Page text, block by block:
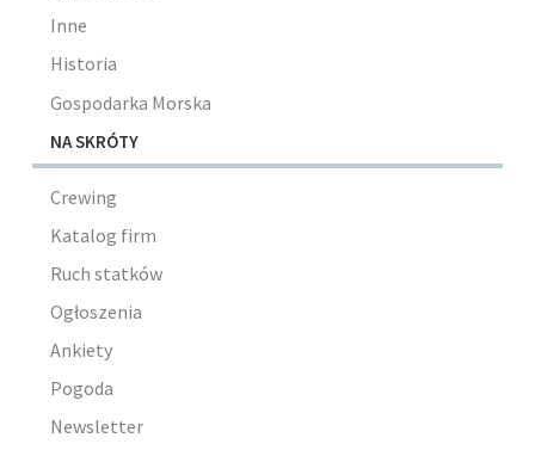
Inne
Historia
Gospodarka Morska
NA SKRÓTY
Crewing
Katalog firm
Ruch statków
Ogłoszenia
Ankiety
Pogoda
Newsletter